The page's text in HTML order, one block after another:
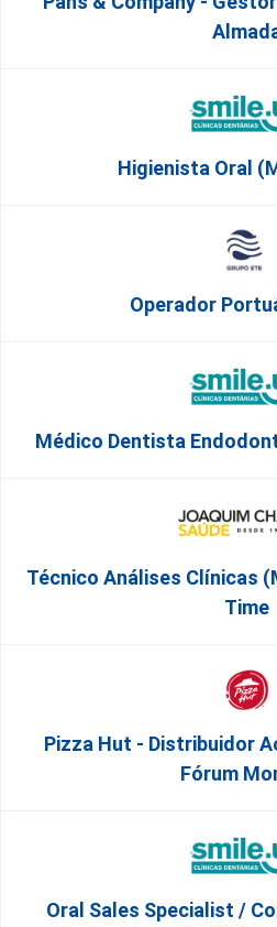
Higienista Oral
Operador
Médico Dentista
Técnico Análises Clínicas
Time
Pizza Hut - Distribuidor
Fórum
Oral Sales Specialist /